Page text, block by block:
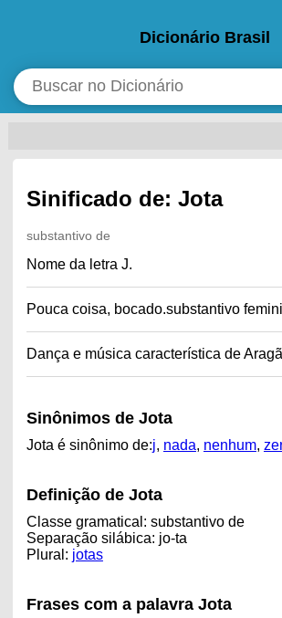
Dicionário Brasil
Sinificado de: Jota
substantivo de
Nome da letra J.
Pouca coisa, bocado.substantivo
Dança e música característica de
Sinônimos de Jota
Jota é sinônimo de:j, nada, nenhum,
Definição de Jota
Classe gramatical: substantivo de
Separação silábica: jo-ta
Plural: jotas
Frases com a palavra Jota